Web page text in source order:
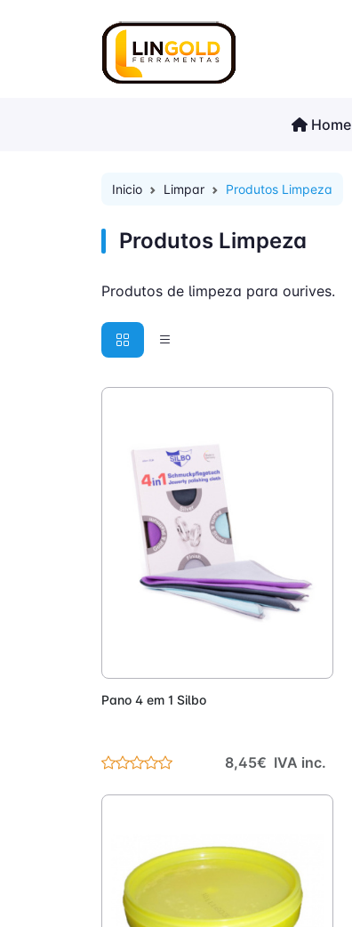
Home
Inicio Limpar Produtos Limpeza
Produtos Limpeza
Produtos de limpeza para ourives.
Pano 4 em 1 Silbo
8,45€ IVA inc.